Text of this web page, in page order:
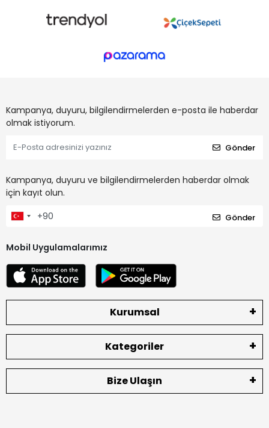
Kampanya, duyuru, bilgilendirmelerden e-posta ile haberdar
olmak istiyorum.
Gönder
Kampanya, duyuru ve bilgilendirmelerden haberdar olmak
için kayıt olun.
Gönder
Mobil Uygulamalarımız
Kurumsal
Kategoriler
Bize Ulaşın